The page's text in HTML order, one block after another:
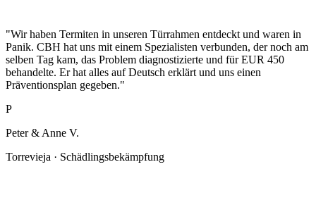
"Wir haben Termiten in unseren Türrahmen entdeckt und waren in
Panik. CBH hat uns mit einem Spezialisten verbunden, der noch am
selben Tag kam, das Problem diagnostizierte und für EUR 450
behandelte. Er hat alles auf Deutsch erklärt und uns einen
Präventionsplan gegeben."
P
Peter & Anne V.
Torrevieja · Schädlingsbekämpfung